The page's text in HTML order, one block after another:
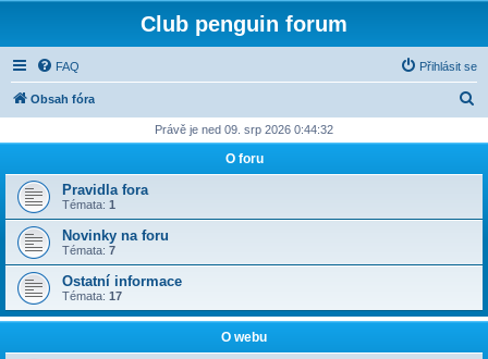
Club penguin forum
FAQ Přihlásit se
Obsah fóra
d
Právě je ned 09. srp 2026 0:44:32
O foru
Pravidla fora
Témata: 1
Novinky na foru
Témata: 7
Ostatní informace
Témata: 17
O webu